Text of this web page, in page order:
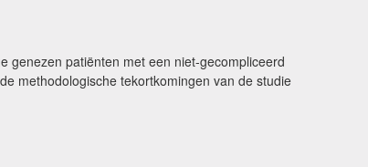
genezen patiënten met een niet-gecompliceerd
methodologische tekortkomingen van de studie